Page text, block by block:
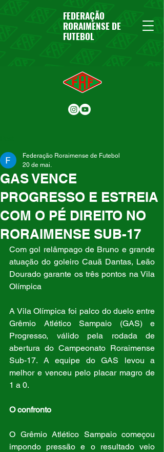
FEDERAÇÃO
RORAIMENSE DE
FUTEBOL
GAS VENCE
PROGRESSO E ESTREIA
COM O PÉ DIREITO NO
RORAIMENSE SUB-17
Federação Roraimense de Futebol
20 de mai.
Com gol relâmpago de Bruno e grande
atuação do goleiro Cauã Dantas, Leão
Dourado garante os três pontos na Vila
Olímpica
A Vila Olímpica foi palco do duelo entre
Grêmio Atlético Sampaio (GAS) e
Progresso, válido pela rodada de
abertura do Campeonato Roraimense
Sub-17. A equipe do GAS levou a
melhor e venceu pelo placar magro de
1 a 0.
O confronto
O Grêmio Atlético Sampaio começou
impondo pressão e o resultado veio